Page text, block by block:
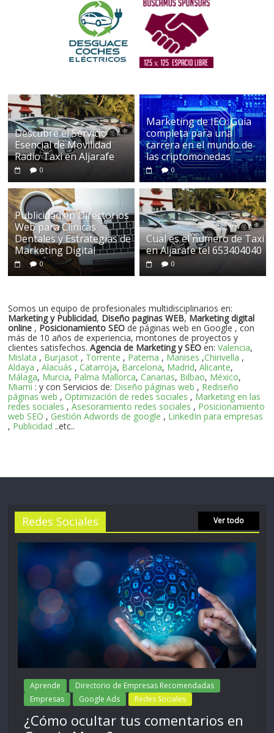
Descubre el Servicio
Esencial de Movilidad
Radio Taxi en Aljarafe
0
Marketing de IEO: Guía
completa para una
carrera en el mundo de
las criptomonedas
0
Publicidad en Directorios
Web para Clinicas
Dentales y Estrategias de
Marketing Digital
0
Cual es el numero de Taxi
en Aljarafe tel 653404040
0
Somos un equipo de profesionales multidisciplinarios en:
Marketing y Publicidad, Diseño paginas WEB, Marketing digital
online , Posicionamiento SEO de páginas web en Google , con
más de 10 años de experiencia, montones de proyectos y
clientes satisfechos.Agencia de Marketing y SEO en:Valencia,
Mislata , Burjasot , Torrente , Paterna , Manises ,Chirivella ,
Aldaya ,Alacuás ,Catarroja, Barcelona, Madrid,Alicante,
Málaga, Murcia, Palma Mallorca,Canarias, Bilbao, México,
Miami : y con Servicios de: Diseño páginas web , Rediseño
páginas web ,Optimización de redes sociales , Marketing en las
redes sociales ,Asesoramiento redes sociales , Posicionamiento
web SEO , Gestión Adwords de google , LinkedIn para empresas
, Publicidad ..etc..
Redes Sociales Ver todo
Aprende
Directorio de Empresas Recomendadas
Empresas
Google Ads Redes Sociales
¿Cómo ocultar tus comentarios en